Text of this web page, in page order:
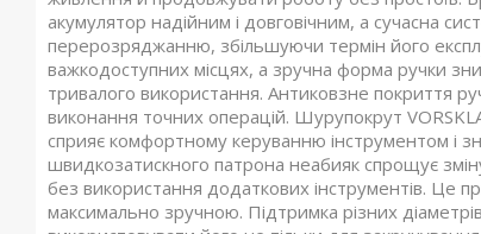
акумулятор надійним і довговічним, а сучасна
перерозряджанню, збільшуючи термін його
важкодоступних місцях, а зручна форма ручки
тривалого використання. Антиковзне покриття
виконання точних операцій. Шурупокрут
сприяє комфортному керуванню інструментом і
швидкозатискного патрона неабияк спрощує
без використання додаткових інструментів. Це
максимально зручною. Підтримка різних